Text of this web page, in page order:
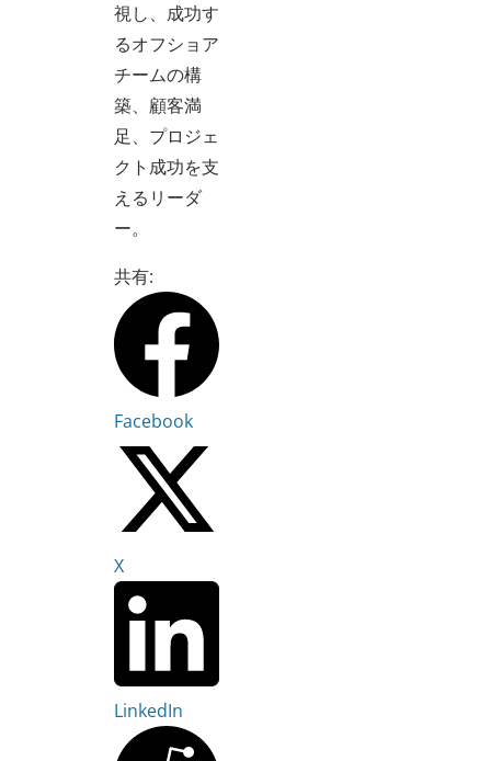
視し、成功す
るオフショア
チームの構
築、顧客満
足、プロジェ
クト成功を支
えるリーダ
ー。
共有:
Facebook
X
LinkedIn